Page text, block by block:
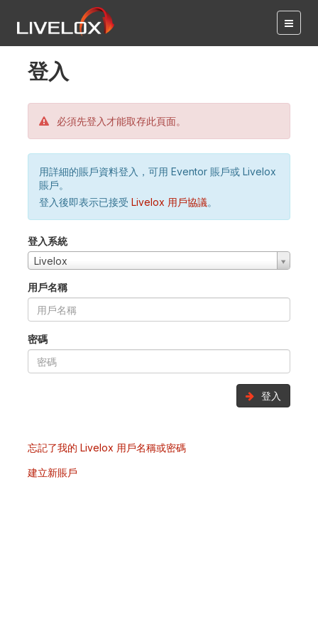
登入
必須先登入才能取存此頁面。
用詳細的賬戶資料登入，可用 Eventor 賬戶或 Livelox
賬戶。
登入後即表示已接受 Livelox 用戶協議。
登入系統
Livelox
用戶名稱
密碼
登入
忘記了我的 Livelox 用戶名稱或密碼
建立新賬戶